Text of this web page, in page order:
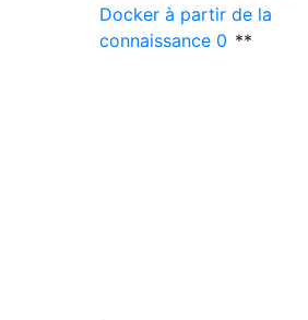
Docker à partir de la
connaissance 0 **